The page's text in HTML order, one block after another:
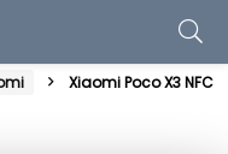
Xiaomi Poco X3 NFC